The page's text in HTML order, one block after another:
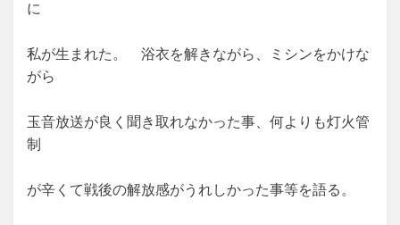
に
私が生まれた。 浴衣を解きながら、ミシンをかけな
がら
玉音放送が良く聞き取れなかった事、何よりも灯火管
制
が辛くて戦後の解放感がうれしかった事等を語る。